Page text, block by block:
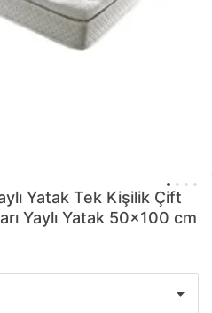
Yatak Tek Kişilik Çift
Yaylı Yatak 50x100 cm